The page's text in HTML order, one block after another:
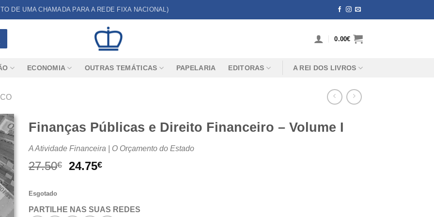
DE UMA CHAMADA PARA A REDE FIXA NACIONAL)
0.00€
ECONOMIA OUTRAS TEMÁTICAS PAPELARIA EDITORAS A REI DOS LIVROS
Finanças Públicas e Direito Financeiro – Volume I
A Atividade Financeira | O Orçamento do Estado
27.50€
O
27.50€.
24.75€O
24.75€.
Esgotado
PARTILHE NAS SUAS REDES